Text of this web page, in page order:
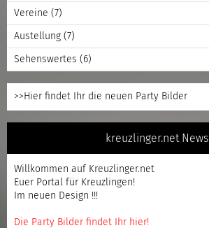
Vereine (7)
Austellung (7)
Sehenswertes (6)
>>Hier findet Ihr die neuen Party Bilder
kreuzlinger.net News
Willkommen auf Kreuzlinger.net
Euer Portal für Kreuzlingen!
Im neuen Design !!!
Die Party Bilder findet Ihr hier!